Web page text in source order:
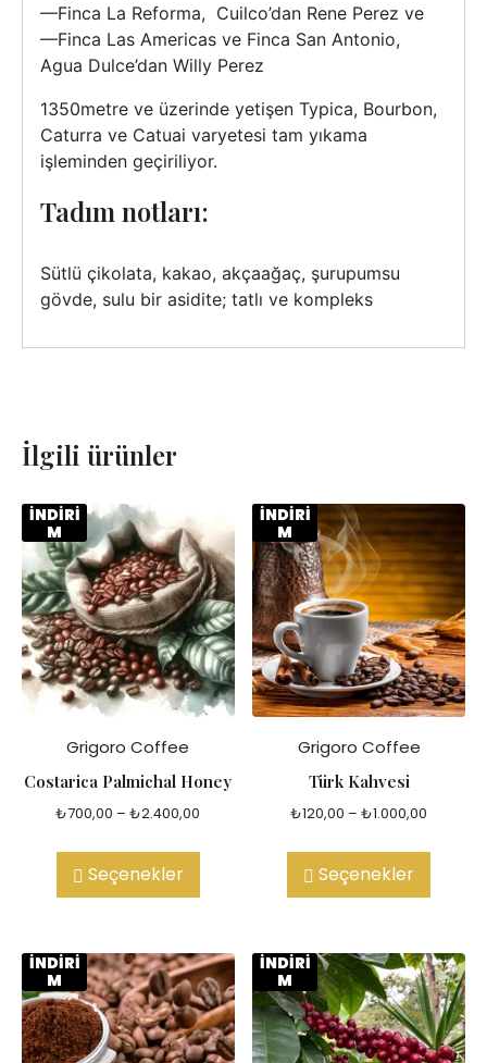
—Finca La Reforma, Cuilco’dan Rene Perez ve
—Finca Las Americas ve Finca San Antonio,
Agua Dulce’dan Willy Perez
1350metre ve üzerinde yetişen Typica, Bourbon,
Caturra ve Catuai varyetesi tam yıkama
işleminden geçiriliyor.
Tadım notları:
Sütlü çikolata, kakao, akçaağaç, şurupumsu
gövde, sulu bir asidite; tatlı ve kompleks
İlgili ürünler
Grigoro Coffee
İNDİRİ
M
Costarica Palmichal Honey
₺700,00 –₺2.400,00
Seçenekler
Grigoro Coffee
İNDİRİ
M
Türk Kahvesi
₺120,00 –₺1.000,00
Seçenekler
İNDİRİ
M
İNDİRİ
M